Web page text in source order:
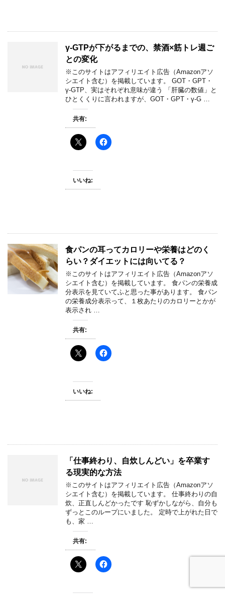
γ-GTPが下がるまでの、禁酒×筋トレ週ご
との変化
※このサイトはアフィリエイト広告（Amazonアソ
シエイト含む）を掲載しています。 GOT・GPT・
γ-GTP、実はそれぞれ意味が違う 「肝臓の数値」と
ひとくくりに言われますが、GOT・GPT・γ-G …
共有:
いいね:
食パンの耳ってカロリーや栄養はどのく
らい？ダイエットには向いてる？
※このサイトはアフィリエイト広告（Amazonアソ
シエイト含む）を掲載しています。 食パンの栄養成
分表示を見ていてふと思った事があります。 食パン
の栄養成分表示って、１枚あたりのカロリーとかが
表示され …
共有:
いいね:
「仕事終わり、自炊しんどい」を卒業す
る現実的な方法
※このサイトはアフィリエイト広告（Amazonアソ
シエイト含む）を掲載しています。 仕事終わりの自
炊、正直しんどかったです 恥ずかしながら、自分も
ずっとこのループにいました。 定時で上がれた日で
も、家 …
共有: